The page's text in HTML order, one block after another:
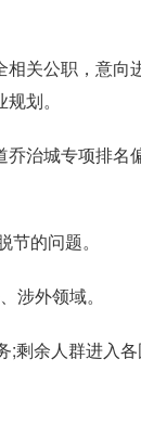
关公职，意向
划。
乔治城专项排名
的问题。
涉外领域。
;剩余人群进入